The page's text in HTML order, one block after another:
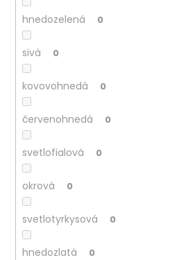
hnedozelená 0
sivá 0
kovovohnedá 0
červenohnedá 0
svetlofialová 0
okrová 0
svetlotyrkysová 0
hnedozlatá 0